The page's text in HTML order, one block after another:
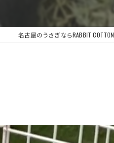
ケア
名古屋のうさぎならRABBIT COTTON